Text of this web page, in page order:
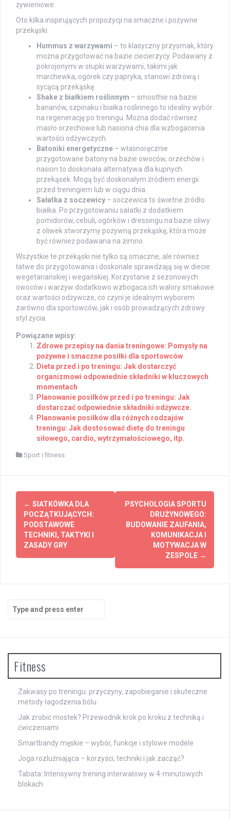
żywieniowe.
Oto kilka inspirujących propozycji na smaczne i pożywne
przekąski:
Hummus z warzywami – to klasyczny przysmak, który
można przygotować na bazie ciecierzycy. Podawany z
pokrojonymi w słupki warzywami, takimi jak
marchewka, ogórek czy papryka, stanowi zdrową i
sycącą przekąskę.
Shake z białkiem roślinnym – smoothie na bazie
bananów, szpinaku i białka roślinnego to idealny wybór
na regenerację po treningu. Można dodać również
masło orzechowe lub nasiona chia dla wzbogacenia
wartości odżywczych.
Batoniki energetyczne – własnoręcznie
przygotowane batony na bazie owoców, orzechów i
nasion to doskonała alternatywa dla kupnych
przekąsek. Mogą być doskonałym źródłem energii
przed treningiem lub w ciągu dnia.
Sałatka z soczewicy – soczewica to świetne źródło
białka. Po przygotowaniu sałatki z dodatkiem
pomidorów, cebuli, ogórków i dressingu na bazie oliwy
z oliwek stworzymy pożywną przekąskę, która może
być również podawana na zimno.
Wszystkie te przekąski nie tylko są smaczne, ale również
łatwe do przygotowania i doskonale sprawdzają się w diecie
wegetariańskiej i wegańskiej. Korzystanie z sezonowych
owoców i warzyw dodatkowo wzbogaca ich walory smakowe
oraz wartości odżywcze, co czyni je idealnym wyborem
zarówno dla sportowców, jak i osób prowadzących zdrowy
styl życia.
Powiązane wpisy:
Zdrowe przepisy na dania treningowe: Pomysły na
pożywne i smaczne posiłki dla sportowców
Dieta przed i po treningu: Jak dostarczyć
organizmowi odpowiednie składniki w kluczowych
momentach
Planowanie posiłków przed i po treningu: Jak
dostarczać odpowiednie składniki odżywcze.
Planowanie posiłków dla różnych rodzajów
treningu: Jak dostosować dietę do treningu
siłowego, cardio, wytrzymałościowego, itp.
Sport i fitness
Post
navigation
← SIATKÓWKA DLA
POCZĄTKUJĄCYCH:
PODSTAWOWE
TECHNIKI, TAKTYKI I
ZASADY GRY
PSYCHOLOGIA SPORTU
DRUŻYNOWEGO:
BUDOWANIE ZAUFANIA,
KOMUNIKACJA I
MOTYWACJA W
ZESPOLE →
for:
Fitness
Zakwasy po treningu: przyczyny, zapobieganie i skuteczne
metody łagodzenia bólu
Jak zrobić mostek? Przewodnik krok po kroku z techniką i
ćwiczeniami
Smartbandy męskie – wybór, funkcje i stylowe modele
Joga rozluźniająca – korzyści, techniki i jak zacząć?
Tabata: Intensywny trening interwałowy w 4-minutowych
blokach